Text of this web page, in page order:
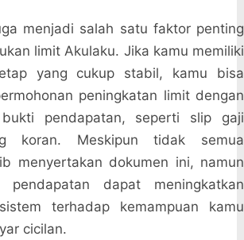
menjadi salah satu faktor penting
limit Akulaku. Jika kamu memiliki
yang cukup stabil, kamu bisa
peningkatan limit dengan
bukti pendapatan, seperti slip gaji
koran. Meskipun tidak semua
menyertakan dokumen ini, namun
pendapatan dapat meningkatkan
terhadap kemampuan kamu
cicilan.